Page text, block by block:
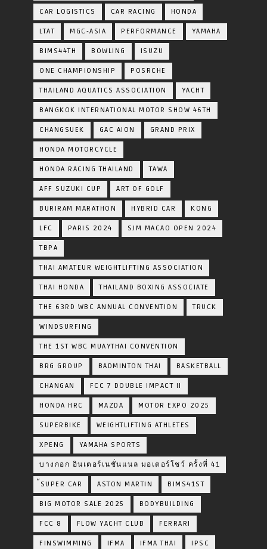
CAR LOGISTICS CAR RACING HONDA
LTAT MGC-ASIA PERFORMANCE YAMAHA
BIMS44TH BOWLING ISUZU
ONE CHAMPIONSHIP POSRCHE
THAILAND AQUATICS ASSOCIATION YACHT
BANGKOK INTERNATIONAL MOTOR SHOW 46TH
CHANGSUEK GAC AION GRAND PRIX
HONDA MOTORCYCLE
HONDA RACING THAILAND TAWA
AFF SUZUKI CUP ART OF GOLF
BURIRAM MARATHON HYBRID CAR KONG
LFC PARIS 2024 SJM MACAO OPEN 2024
TBPA
THAI AMATEUR WEIGHTLIFTING ASSOCIATION
THAI HONDA THAILAND BOXING ASSOCIATE
THE 63RD WBC ANNUAL CONVENTION TRUCK
WINDSURFING
THE 1ST WBC MUAYTHAI CONVENTION
BRG GROUP BADMINTON THAI BASKETBALL
CHANGAN FCC 7 DOUBLE IMPACT II
HONDA HRC MAZDA MOTOR EXPO 2025
SUPERBIKE WEIGHTLIFTING ATHLETES
XPENG YAMAHA SPORTS
บางกอก อินเตอร์เนชั่นแนล มอเตอร์โชว์ ครั้งที่ 41
้SUPER CAR ASTON MARTIN BIMS41ST
BIG MOTOR SALE 2025 BODYBUILDING
FCC 8 FLOW YACHT CLUB FERRARI
FINSWIMMING IFMA IFMA THAI IPSC